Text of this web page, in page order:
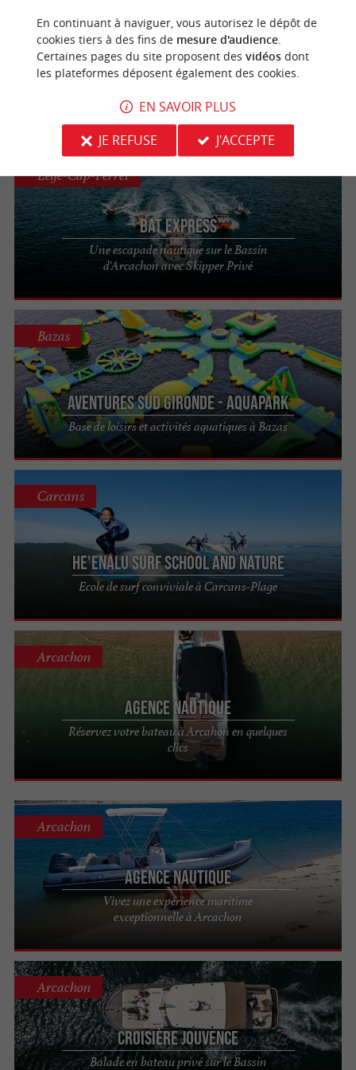
Bat Express
Bat Express
Une escapade nautique sur le Bassin
d'Arcachon avec Skipper Privé
Lège-Cap-Ferret
Aventures Sud Gironde - Aquapark
Base de loisirs et activités aquatiques à Bazas
Bazas
He'enalu Surf School and Nature
Ecole de surf conviviale à Carcans-Plage
Carcans
Agence Nautique
Réservez votre bateau à Arcahon en quelques
clics
Arcachon
Agence Nautique
Vivez une expérience maritime
exceptionnelle à Arcachon
Arcachon
Croisière Jouvence
Balade en bateau privé sur le Bassin
Arcachon
En continuant à naviguer, vous autorisez le dépôt de
cookies tiers à des fins de mesure d'audience.
Certaines pages du site proposent des vidéosdont
les plateformes déposent également des cookies.
EN SAVOIR PLUS
JE REFUSE
J'ACCEPTE